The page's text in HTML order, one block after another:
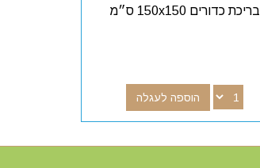
בריכת כדורים 150x150 ס״מ
הוספה לעגלה